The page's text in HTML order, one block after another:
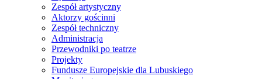
Zespół artystyczny
Aktorzy gościnni
Zespół techniczny
Administracja
Przewodniki po teatrze
Projekty
Fundusze Europejskie dla Lubuskiego